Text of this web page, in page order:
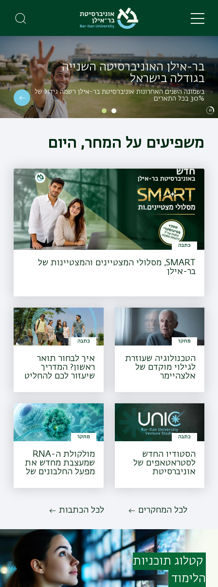
main
בר-אילן האוניברסיטה השנייה
בגודלה בישראל
בשמונה השנים האחרונות אוניברסיטת בר-אילן רשמה גידול של
30% בכל התארים
משפיעים על המחר, היום
כתבה
SMART, מסלולי המצטיינים והמצטיינות של
בר-אילן
מחקר
הטכנולוגיה שעוזרת
לגילוי מוקדם של
אלצהיימר
כתבה
איך לבחור תואר
ראשון? המדריך
שיעזור לכם להחליט
כתבה
הסטודיו החדש
לסטראטאפים של
אוניברסיטת
מחקר
מולקולת ה-RNA
שמעצבת מחדש את
מפעל החלבונים של
לכל המחקרים לכל הכתבות
קטלוג תוכניות
הלימוד